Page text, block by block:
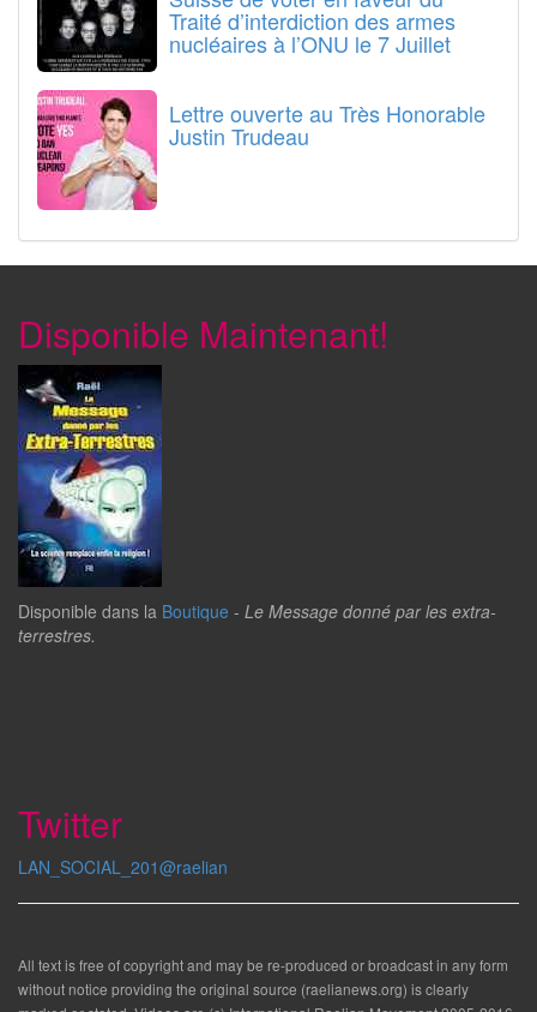
Traité d’interdiction des armes
nucléaires à l’ONU le 7 Juillet
Lettre ouverte au Très Honorable
Justin Trudeau
Disponible Maintenant!
Disponible dans la Boutique - Le Message donné par les extra-
terrestres.
Twitter
LAN_SOCIAL_201@raelian
All text is free of copyright and may be re-produced or broadcast in any form
without notice providing the original source (raelianews.org) is clearly